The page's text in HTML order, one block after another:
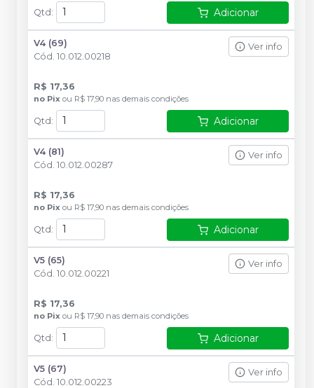
Qtd : Adicionar
V4 (69)
Cód. 10.012.00218
Ver info
R$ 17,36
no Pix ou R$ 17,90 nas demais condições
Qtd : Adicionar
V4 (81)
Cód. 10.012.00287
Ver info
R$ 17,36
no Pix ou R$ 17,90 nas demais condições
Qtd : Adicionar
V5 (65)
Cód. 10.012.00221
Ver info
R$ 17,36
no Pix ou R$ 17,90 nas demais condições
Qtd : Adicionar
V5 (67)
Cód. 10.012.00223
Ver info